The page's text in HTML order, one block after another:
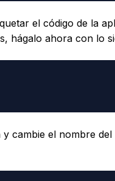
el código de la
hágalo ahora con lo
cambie el nombre